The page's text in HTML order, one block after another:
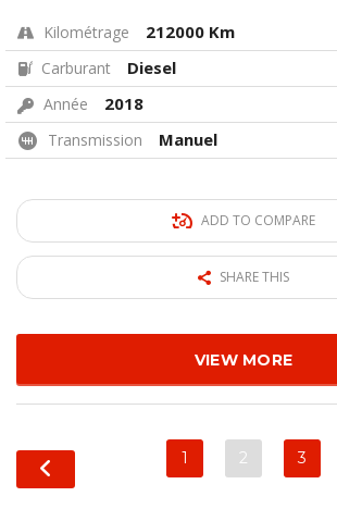
Kilométrage 212000 Km
Carburant Diesel
Année 2018
Transmission Manuel
ADD TO COMPARE
SHARE THIS
VIEW MORE
1 2 3